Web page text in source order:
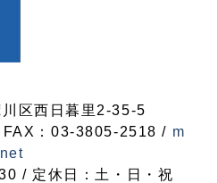
区西日暮里2-35-5
：03-3805-2518 / m
/ 定休日：土・日・祝